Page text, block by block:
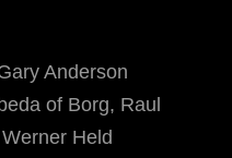
Anderson
of Borg, Raul
Held